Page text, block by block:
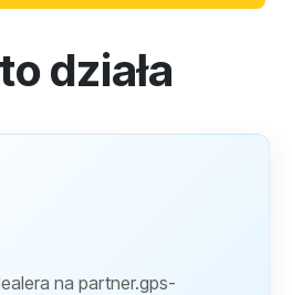
działa
na partner.gps-